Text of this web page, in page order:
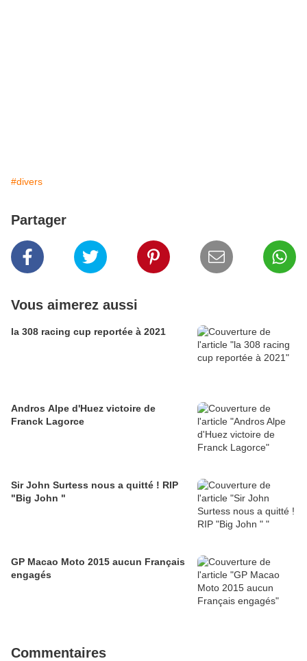
#divers
Partager
Vous aimerez aussi
la 308 racing cup reportée à 2021
Andros Alpe d'Huez victoire de
Franck Lagorce
Sir John Surtess nous a quitté ! RIP
"Big John "
GP Macao Moto 2015 aucun Français
engagés
Commentaires